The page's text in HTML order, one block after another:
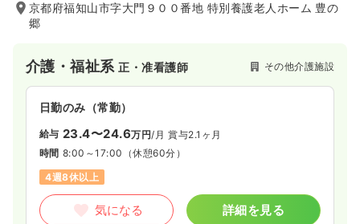
京都府福知山市字大門９００番地 特別養護老人ホーム 豊の
郷
介護・福祉系正・准看護師 その他介護施設
日勤のみ（常勤）
給与 23.4〜24.6万円/月 賞与2.1ヶ月
時間 8:00～17:00 （休憩60分）
4週8休以上
気になる 詳細を見る